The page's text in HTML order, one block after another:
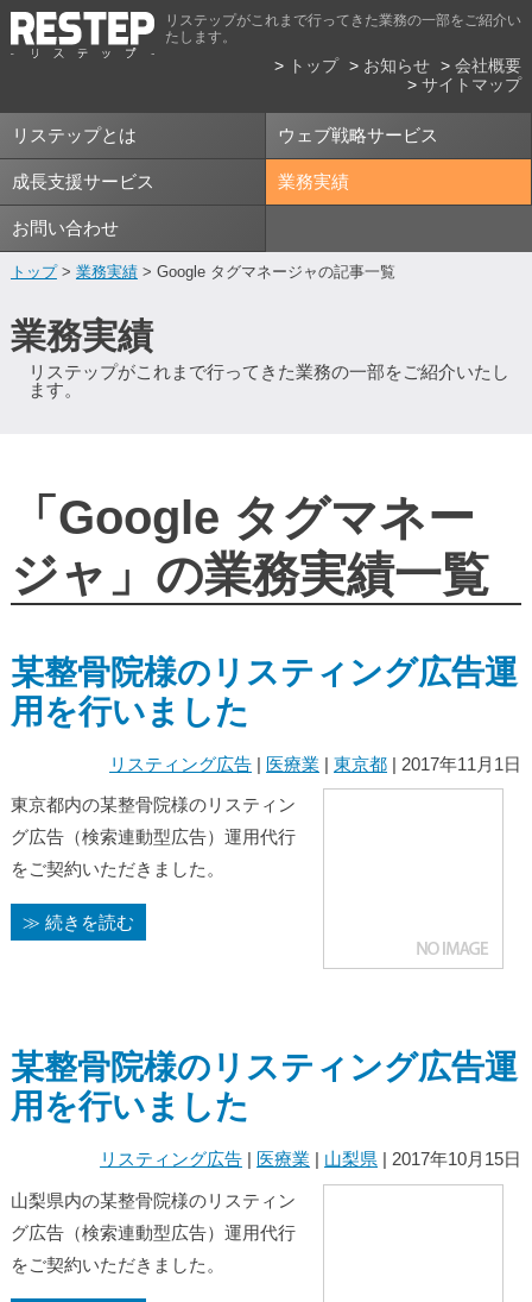
リステップがこれまで行ってきた業務の一部をご紹介い
たします。
トップ お知らせ
会社概要
サイトマップ
リステップとは ウェブ戦略サービス
成長支援サービス 業務実績
お問い合わせ
トップ> 業務実績> Google タグマネージャの記事一覧
業務実績
リステップがこれまで行ってきた業務の一部をご紹介いたし
ます。
「Google タグマネー
ジャ」の業務実績一覧
某整骨院様のリスティング広告運
用を行いました
リスティング広告 | 医療業 |東京都 | 2017年11月1日
東京都内の某整骨院様のリスティン
グ広告（検索連動型広告）運用代行
をご契約いただきました。
≫ 続きを読む
某整骨院様のリスティング広告運
用を行いました
リスティング広告 | 医療業 | 山梨県 | 2017年10月15日
山梨県内の某整骨院様のリスティン
グ広告（検索連動型広告）運用代行
をご契約いただきました。